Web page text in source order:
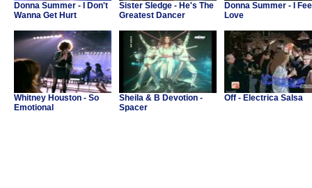
Donna Summer - I Don't
Wanna Get Hurt
Sister Sledge - He's The
Greatest Dancer
Donna Summer - I
Love
Whitney Houston - So
Emotional
Sheila & B Devotion -
Spacer
Off - Electrica Salsa